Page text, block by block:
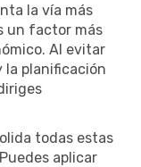
la vía más
un factor más
Al evitar
la planificación
todas estas
aplicar